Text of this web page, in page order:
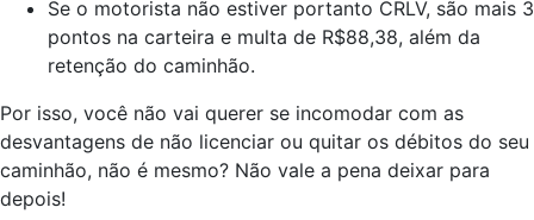
Se o motorista não estiver portanto CRLV, são mais 3
pontos na carteira e multa de R$88,38, além da
retenção do caminhão.
Por isso, você não vai querer se incomodar com as
desvantagens de não licenciar ou quitar os débitos do seu
caminhão, não é mesmo? Não vale a pena deixar para
depois!